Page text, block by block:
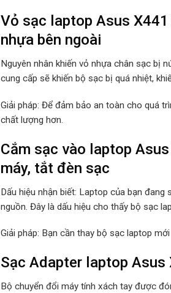
Vỏ sạc laptop Asus
nhựa bên ngoài
Nguyên nhân khiến vỏ nhựa chân sạc bị
cung cấp sẽ khiến bộ sạc bị quá nhiệt,
Giải pháp: Để đảm bảo an toàn cho quá
chất lượng hơn.
Cắm sạc vào laptop
máy, tắt đèn sạc
Dấu hiệu nhận biết: Laptop của bạn
nguồn. Đây là dấu hiệu cho thấy bộ sạc
Giải pháp: Bạn cần thay bộ sạc laptop mới
Sạc Adapter laptop Asus
Bộ chuyển đổi máy tính xách tay được